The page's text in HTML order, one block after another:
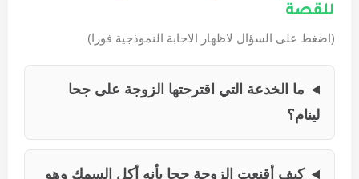
للقصة
(اضغط على السؤال لاظهار الاجابة النموذجية فورا)
ما الخدعة التي اقترحتها الزوجة على جحا
لينام؟
كيف أقنعت الزوجة جحا بأنه أكل السمك وهو